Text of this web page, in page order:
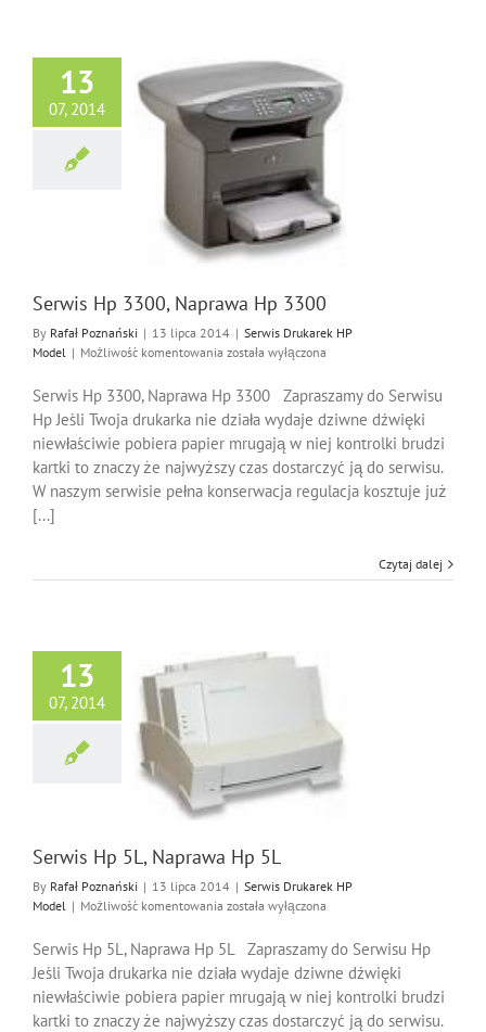
13
07, 2014
3300, Naprawa
Serwis Hp 3300, Naprawa Hp 3300
By Rafał Poznański | 13 lipca 2014 | Serwis Drukarek HP
Model | Możliwość komentowania Serwis
3300,
Naprawa
Hp
3300
została wyłączona
Serwis Hp 3300, Naprawa Hp 3300 Zapraszamy do Serwisu
Hp Jeśli Twoja drukarka nie działa wydaje dziwne dźwięki
niewłaściwie pobiera papier mrugają w niej kontrolki brudzi
kartki to znaczy że najwyższy czas dostarczyć ją do serwisu.
W naszym serwisie pełna konserwacja regulacja kosztuje już
[...]
Czytaj dalej
13
07, 2014
5L, Naprawa Hp
Serwis Hp 5L, Naprawa Hp 5L
By Rafał Poznański | 13 lipca 2014 | Serwis Drukarek HP
Model | Możliwość komentowania Serwis
5L,
Naprawa
Hp
5L
została wyłączona
Serwis Hp 5L, Naprawa Hp 5L Zapraszamy do Serwisu Hp
Jeśli Twoja drukarka nie działa wydaje dziwne dźwięki
niewłaściwie pobiera papier mrugają w niej kontrolki brudzi
kartki to znaczy że najwyższy czas dostarczyć ją do serwisu.